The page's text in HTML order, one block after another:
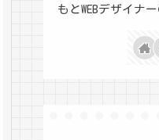
もとWEBデザイナ